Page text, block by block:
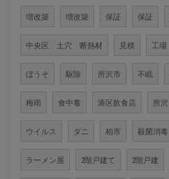
増改築 増改築 保証 保証
中央区 土穴 断熱材 見積 工場
ぼうそ 駆除 所沢市 不眠
梅雨 食中毒 港区飲食店 所沢
ウイルス ダニ 柏市 殺菌消毒
ラーメン屋 2階戸建て 2階戸建